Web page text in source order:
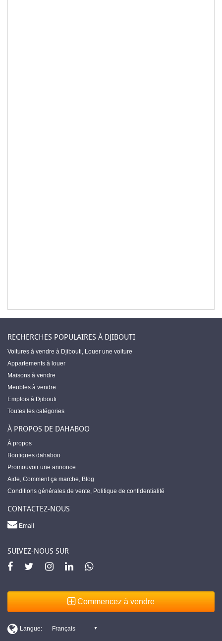
RECHERCHES POPULAIRES À DJIBOUTI
Voitures à vendre à Djibouti, Louer une voiture
Appartements à louer
Maisons à vendre
Meubles à vendre
Emplois à Djibouti
Toutes les catégories
À PROPOS DE DAHABOO
À propos
Boutiques dahaboo
Promouvoir une annonce
Aide, Comment ça marche, Blog
Conditions générales de vente, Politique de confidentialité
CONTACTEZ-NOUS
Email
SUIVEZ-NOUS SUR
Commencez à vendre